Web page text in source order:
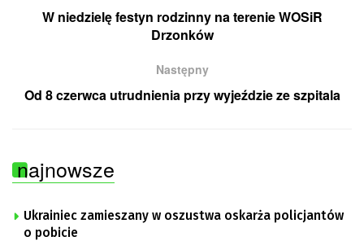
W niedzielę festyn rodzinny na terenie WOSiR
Drzonków
Następny
Od 8 czerwca utrudnienia przy wyjeździe ze szpitala
najnowsze
Ukrainiec zamieszany w oszustwa oskarża policjantów
o pobicie